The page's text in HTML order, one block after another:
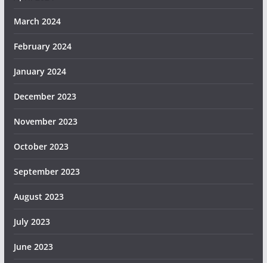
March 2024
February 2024
January 2024
December 2023
November 2023
October 2023
September 2023
August 2023
July 2023
June 2023